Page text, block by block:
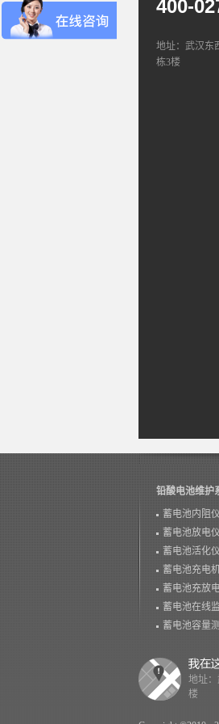
400-
地址：武汉东
栋3楼
铅酸电池维护
蓄电池内阻仪
蓄电池放电仪
蓄电池活化仪
蓄电池充电
蓄电池充放
蓄电池在线
蓄电池容量
地址
楼